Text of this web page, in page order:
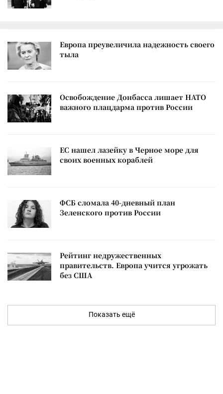
Европа преувеличила надежность своего
тыла
Освобождение Донбасса лишает НАТО
важного плацдарма против России
ЕС нашел лазейку в Черное море для
своих военных кораблей
ФСБ сломала 40-дневный план
Зеленского против России
Рейтинг недружественных
правительств. Европа учится угрожать
без США
Показать ещё